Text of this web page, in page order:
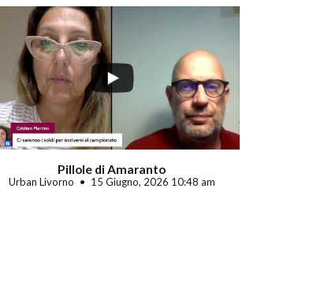
Pillole di Amaranto
Urban Livorno 15 Giugno, 2026 10:48 am